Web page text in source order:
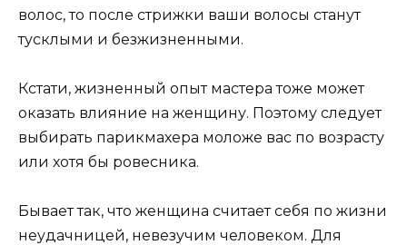
волос, то после стрижки ваши волосы станут
тусклыми и безжизненными.
Кстати, жизненный опыт мастера тоже может
оказать влияние на женщину. Поэтому следует
выбирать парикмахера моложе вас по возрасту
или хотя бы ровесника.
Бывает так, что женщина считает себя по жизни
неудачницей, невезучим человеком. Для